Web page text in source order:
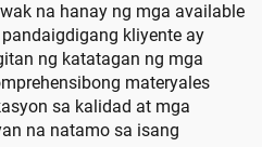
na hanay ng mga available
kliyente ay
ng katatagan ng mga
materyales
sa kalidad at mga
na natamo sa isang